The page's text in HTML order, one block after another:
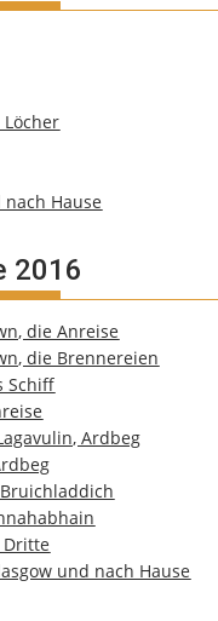
Hause
2016
die Anreise
die Brennereien
Schiff
Ardbeg
Dritte
und nach Hause